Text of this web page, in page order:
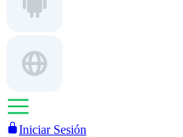
Iniciar Sesión